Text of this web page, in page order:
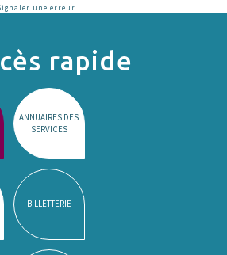
une erreur
rapide
ANNUAIRES DES
SERVICES
BILLETTERIE